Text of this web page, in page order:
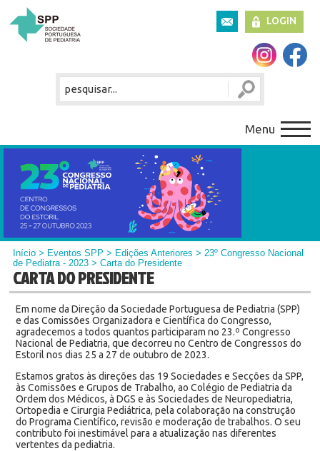
LOGIN
Menu
Início > Eventos SPP > Edições Anteriores >23º Congresso Nacional
de Pediatra - 2023 > Carta do Presidente
CARTA DO PRESIDENTE
Em nome da Direção da Sociedade Portuguesa de Pediatria (SPP)
e das Comissões Organizadora e Científica do Congresso,
agradecemos a todos quantos participaram no 23.º Congresso
Nacional de Pediatria, que decorreu no Centro de Congressos do
Estoril nos dias 25 a 27 de outubro de 2023.
Estamos gratos às direções das 19 Sociedades e Secções da SPP,
às Comissões e Grupos de Trabalho, ao Colégio de Pediatria da
Ordem dos Médicos, à DGS e às Sociedades de Neuropediatria,
Ortopedia e Cirurgia Pediátrica, pela colaboração na construção
do Programa Científico, revisão e moderação de trabalhos. O seu
contributo foi inestimável para a atualização nas diferentes
vertentes da pediatria.